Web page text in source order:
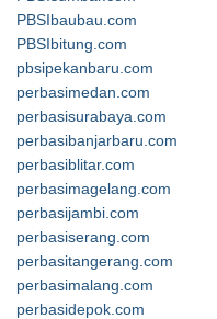
PBSIbaubau.com
PBSIbitung.com
pbsipekanbaru.com
perbasimedan.com
perbasisurabaya.com
perbasibanjarbaru.com
perbasiblitar.com
perbasimagelang.com
perbasijambi.com
perbasiserang.com
perbasitangerang.com
perbasimalang.com
perbasidepok.com